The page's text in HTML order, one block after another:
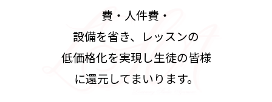
費・人件費・
設備を省き、レッスンの
低価格化を実現し生徒の皆様
に還元してまいります。